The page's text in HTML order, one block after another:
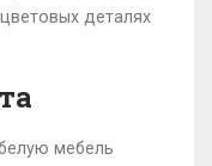
деталях
мебель